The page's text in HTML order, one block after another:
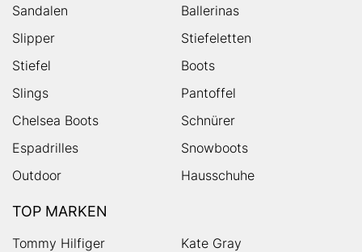
Sandalen
Ballerinas
Slipper
Stiefeletten
Stiefel
Boots
Slings
Pantoffel
Chelsea Boots
Schnürer
Espadrilles
Snowboots
Outdoor
Hausschuhe
TOP MARKEN
Tommy Hilfiger
Kate Gray